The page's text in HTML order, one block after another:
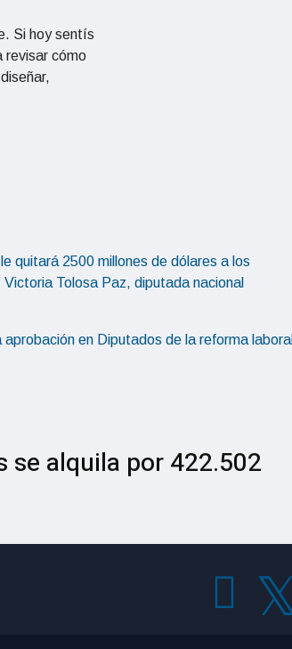
Si hoy sentís
revisar cómo
quitará 2500 millones de dólares a los
Tolosa Paz, diputada nacional
en Diputados de la reforma laboral
se alquila por 422.502